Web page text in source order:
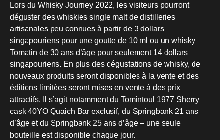
Lors du Whisky Journey 2022, les visiteurs pourront
déguster des whiskies single malt de distilleries
artisanales peu connues à partir de 3 dollars
singapouriens pour une goutte de 10 ml ou un whisky
Tomatin de 30 ans d’âge pour seulement 14 dollars
singapouriens. En plus des dégustations de whisky, de
nouveaux produits seront disponibles à la vente et des
éditions limitées seront mises en vente à des prix
attractifs. Il s’agit notamment du Tomintoul 1977 Sherry
cask 40YO Quaich Bar exclusif, du Springbank 21 ans
d’âge et du Springbank 25 ans d’âge – une seule
bouteille est disponible chaque jour.